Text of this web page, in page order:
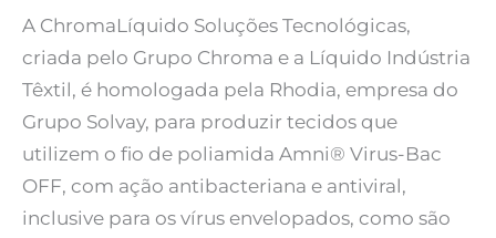
A ChromaLíquido Soluções Tecnológicas,
criada pelo Grupo Chroma e a Líquido Indústria
Têxtil, é homologada pela Rhodia, empresa do
Grupo Solvay, para produzir tecidos que
utilizem o fio de poliamida Amni® Virus-Bac
OFF, com ação antibacteriana e antiviral,
inclusive para os vírus envelopados, como são